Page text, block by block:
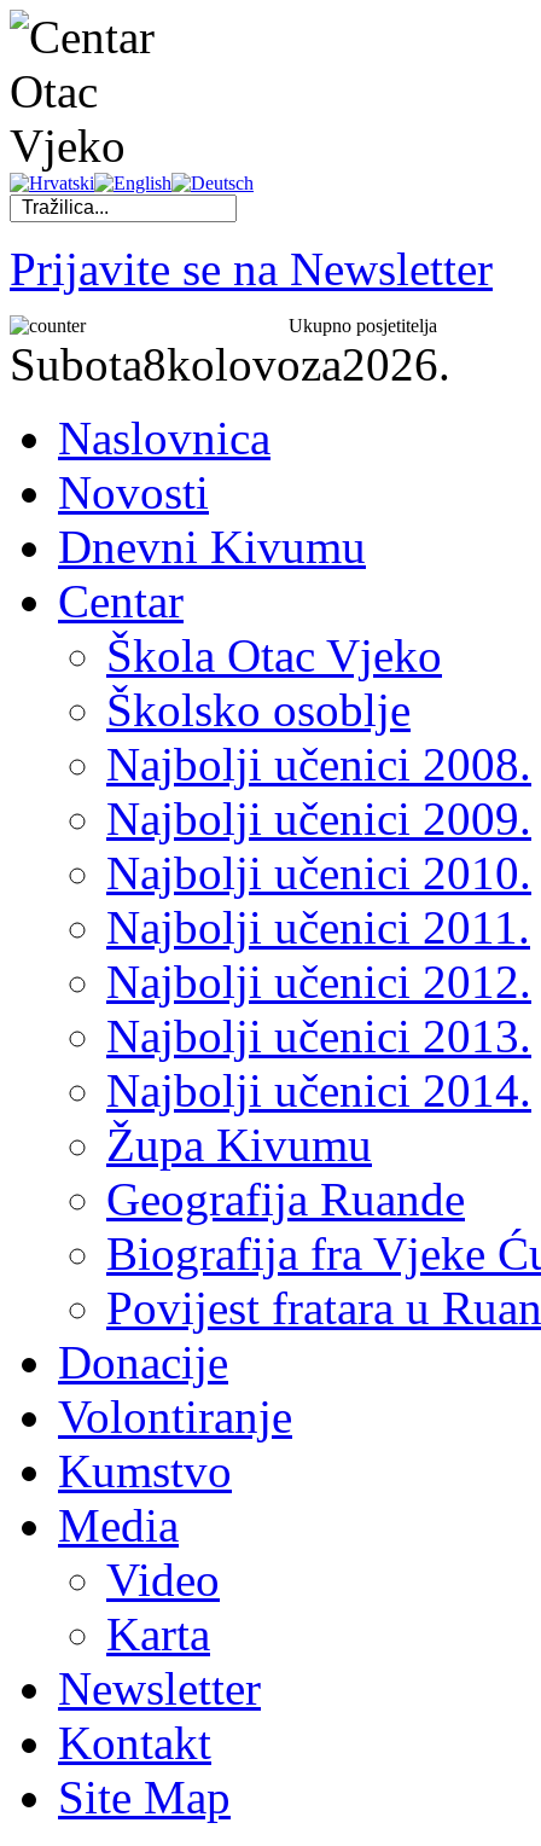
Prijavite se na Newsletter
Ukupno posjetitelja
Subota8kolovoza2026.
Naslovnica
Novosti
Dnevni Kivumu
Centar
Škola Otac Vjeko
Školsko osoblje
Najbolji učenici 2008.
Najbolji učenici 2009.
Najbolji učenici 2010.
Najbolji učenici 2011.
Najbolji učenici 2012.
Najbolji učenici 2013.
Najbolji učenici 2014.
Župa Kivumu
Geografija Ruande
Biografija fra Vjeke
Povijest fratara u
Donacije
Volontiranje
Kumstvo
Media
Video
Karta
Newsletter
Kontakt
Site Map